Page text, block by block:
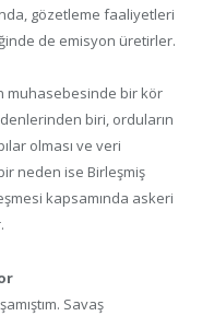
gözetleme faaliyetleri
de emisyon üretirler.
muhasebesinde bir kör
biri, orduların
olması ve veri
neden ise Birleşmiş
kapsamında askeri
Savaş